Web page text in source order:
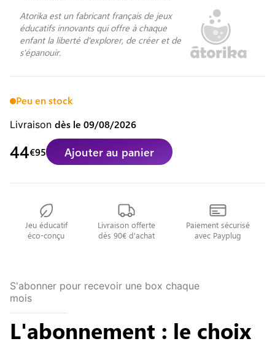
Atorika est un fabricant français de jeux
éducatifs innovants qui offre à chaque
enfant la liberté d'explorer, de créer et de
s'épanouir.
Peu en stock
Livraison dès le 09/08/2026
44€95 Ajouter au panier
Jeu éducatif
éco-conçu
Livraison offerte
dès90€ d'achat
Paiement sécurisé
avec Payplug
S'abonner pour recevoir une box chaque
mois
L'abonnement : le choix